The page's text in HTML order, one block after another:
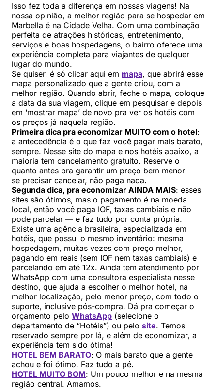
Isso fez toda a diferença em nossas viagens! Na
nossa opinião, a melhor região para se hospedar em
Marbella é na Cidade Velha. Com uma combinação
perfeita de atrações históricas, entretenimento,
serviços e boas hospedagens, o bairro oferece uma
experiência completa para viajantes de qualquer
lugar do mundo.
Se quiser, é só clicar aqui em mapa, que abrirá esse
mapa personalizado que a gente criou, com a
melhor região. Quando abrir, feche o mapa, coloque
a data da sua viagem, clique em pesquisar e depois
em ‘mostrar mapa’ de novo pra ver os hotéis com
os preços já naquela região.
Primeira dica pra economizar MUITO com o hotel:
a antecedência é o que faz você pagar mais barato,
sempre. Nesse site do mapa e nos hotéis abaixo, a
maioria tem cancelamento gratuito. Reserve o
quanto antes pra garantir um preço bem menor —
se precisar cancelar, não paga nada.
Segunda dica, pra economizar AINDA MAIS: esses
sites são ótimos, mas o pagamento é na moeda
local, então você paga IOF, taxas cambiais e não
pode parcelar — e faz tudo por conta própria.
Existe uma agência brasileira, especializada em
hotéis, que possui o mesmo inventário: mesma
hospedagem, muitas vezes com preço melhor,
pagando em reais (sem IOF nem taxas cambiais) e
parcelando em até 12x. Ainda tem atendimento por
WhatsApp com uma consultora especialista nesse
destino, que ajuda a escolher o melhor hotel, na
melhor localização, pelo menor preço, com todo o
suporte, inclusive pós-compra. Dá pra começar o
orçamento pelo WhatsApp (selecione o
departamento de “Hotéis”) ou pelo site. Temos
reservado sempre por lá, e além de economizar, a
experiência tem sido ótima!
HOTEL BEM BARATO: O mais barato que a gente
achou e foi ótimo. Faz tudo a pé.
HOTEL MUITO BOM: Um pouco melhor e na mesma
região central. Amamos.